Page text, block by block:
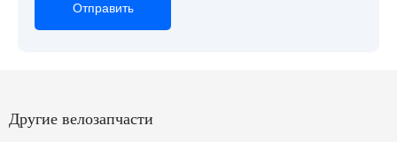
Отправить
Отправить
Отправить
Другие велозапчасти